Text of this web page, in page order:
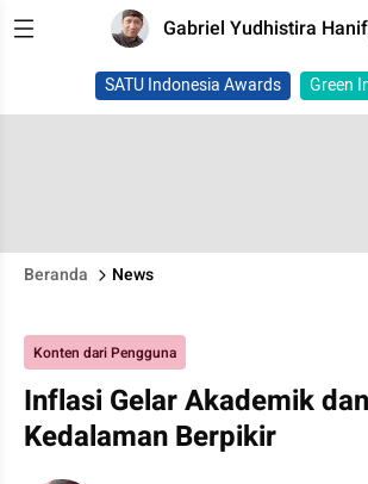
Gabriel Yudhistira
SATU Indonesia Awards Green
Beranda News
Konten dari Pengguna
Inflasi Gelar Akademik
Kedalaman Berpikir